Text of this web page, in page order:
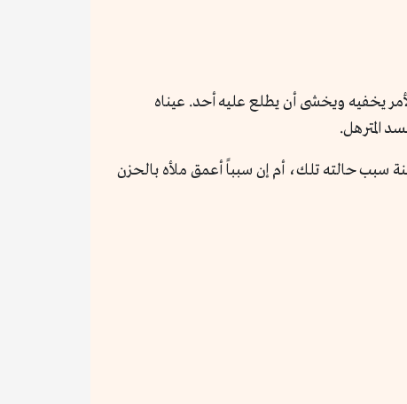
لأمر يخفيه ويخشى أن يطلع عليه أحد. عيناه
المترهل.
سبب حالته تلك، أم إن سبباً أعمق ملأه بالحزن